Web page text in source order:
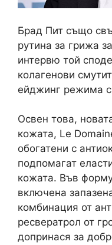
Брад Пит също
рутина за грижа
интервю той
колагенови
ейджинг режима
Освен това,
кожата, Le
обогатени с
подпомагат
кожата. Във
включена
комбинация от
ресвератрол от
допринася за